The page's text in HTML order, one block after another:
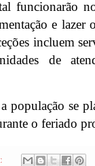
funcionarão
e lazer
incluem
de
população se
o feriado